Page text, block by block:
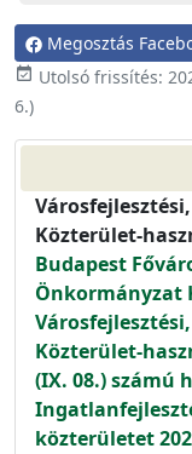
Megosztás
event_available Utolsó frissítés:
6.)
Közterület-
Budapest
Önkormányzat
Közterület-
(IX. 08.) számú
közterületet